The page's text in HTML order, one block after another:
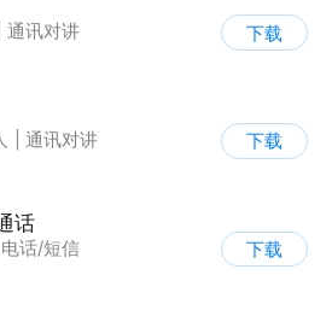
通讯对讲
下载
通讯对讲
下载
话
电话/短信
下载